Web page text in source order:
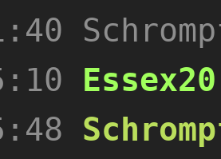
Essex20